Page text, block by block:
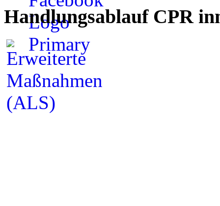
Handlungsablauf CPR